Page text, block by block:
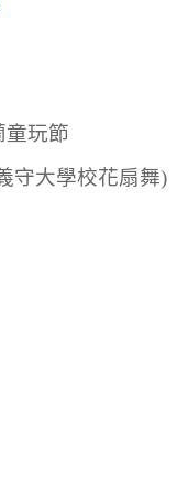
童玩節
守大學校花扇舞)